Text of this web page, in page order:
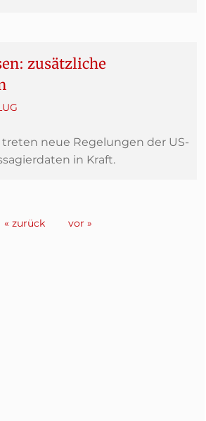
zusätzliche
treten neue Regelungen der US-
in Kraft.
« zurück vor »